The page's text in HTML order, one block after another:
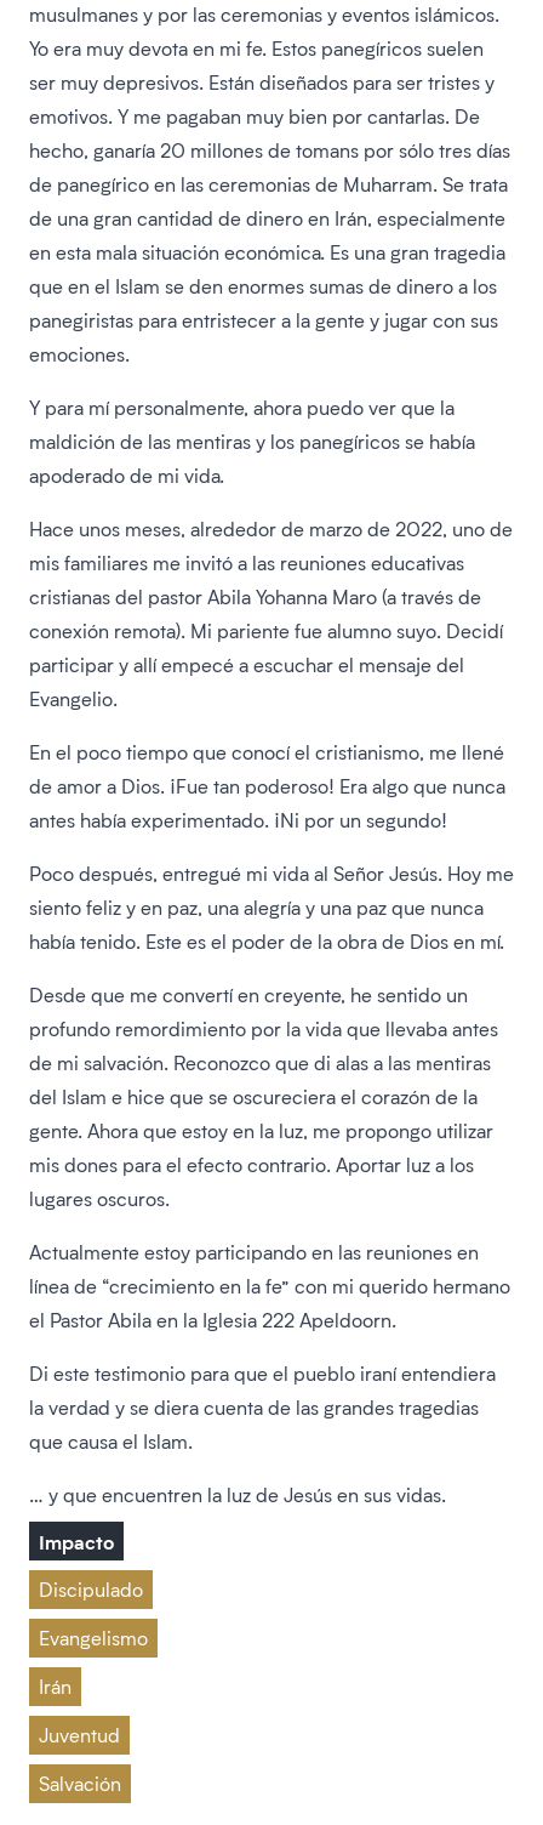
musulmanes y por las ceremonias y eventos islámicos.
Yo era muy devota en mi fe. Estos panegíricos suelen
ser muy depresivos. Están diseñados para ser tristes y
emotivos. Y me pagaban muy bien por cantarlas. De
hecho, ganaría 20 millones de tomans por sólo tres días
de panegírico en las ceremonias de Muharram. Se trata
de una gran cantidad de dinero en Irán, especialmente
en esta mala situación económica. Es una gran tragedia
que en el Islam se den enormes sumas de dinero a los
panegiristas para entristecer a la gente y jugar con sus
emociones.
Y para mí personalmente, ahora puedo ver que la
maldición de las mentiras y los panegíricos se había
apoderado de mi vida.
Hace unos meses, alrededor de marzo de 2022, uno de
mis familiares me invitó a las reuniones educativas
cristianas del pastor Abila Yohanna Maro (a través de
conexión remota). Mi pariente fue alumno suyo. Decidí
participar y allí empecé a escuchar el mensaje del
Evangelio.
En el poco tiempo que conocí el cristianismo, me llené
de amor a Dios. ¡Fue tan poderoso! Era algo que nunca
antes había experimentado. ¡Ni por un segundo!
Poco después, entregué mi vida al Señor Jesús. Hoy me
siento feliz y en paz, una alegría y una paz que nunca
había tenido. Este es el poder de la obra de Dios en mí.
Desde que me convertí en creyente, he sentido un
profundo remordimiento por la vida que llevaba antes
de mi salvación. Reconozco que di alas a las mentiras
del Islam e hice que se oscureciera el corazón de la
gente. Ahora que estoy en la luz, me propongo utilizar
mis dones para el efecto contrario. Aportar luz a los
lugares oscuros.
Actualmente estoy participando en las reuniones en
línea de “crecimiento en la fe” con mi querido hermano
el Pastor Abila en la Iglesia 222 Apeldoorn.
Di este testimonio para que el pueblo iraní entendiera
la verdad y se diera cuenta de las grandes tragedias
que causa el Islam.
… y que encuentren la luz de Jesús en sus vidas.
Impacto
Discipulado
Evangelismo
Irán
Juventud
Salvación